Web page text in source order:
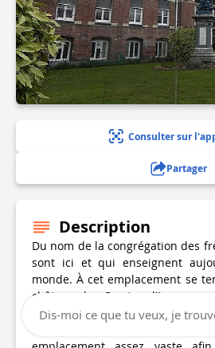
Consulter sur
Partager
Description
Du nom de la congrégation des
sont ici et qui enseignent
monde. À cet emplacement se
château des Comtes
de Flandres. Après 1870,
chrétiennes cherchèrent, dans
Dis-moi ce que tu veux, je